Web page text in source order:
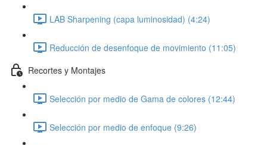
LAB Sharpening (capa luminosidad) (4:24)
Reducción de desenfoque de movimiento (11:05)
Recortes y Montajes
Selección por medio de Gama de colores (12:44)
Selección por medio de enfoque (9:26)